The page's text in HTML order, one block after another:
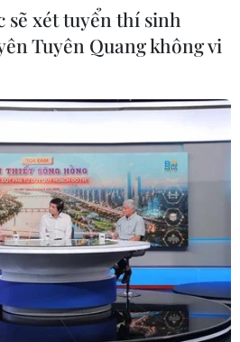
bộ cơ sở kinh
sau các vụ
thành công
viêm mạch
khó khăn điều
sẽ xét tuyển thí sinh
Tuyên Quang không vi